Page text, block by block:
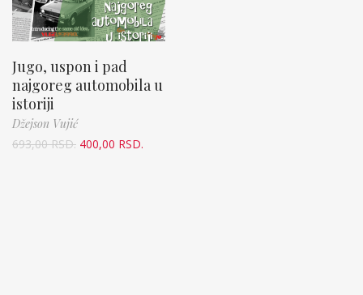
Jugo, uspon i pad
najgoreg automobila u
istoriji
Džejson Vujić
693,00RSD. 400,00 RSD.